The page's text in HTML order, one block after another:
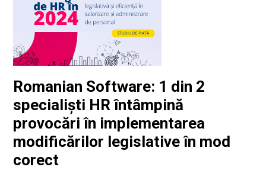
Romanian Software: 1 din 2
specialiști HR întâmpină
provocări în implementarea
modificărilor legislative în mod
corect